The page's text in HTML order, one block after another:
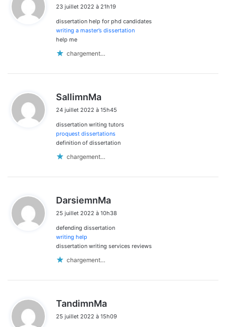
:
23 juillet 2022 à 21h19
dissertation help for phd candidates
writing a master’s dissertation
help me
chargement…
SallimnMa
t
:
24 juillet 2022 à 15h45
dissertation writing tutors
proquest dissertations
definition of dissertation
chargement…
DarsiemnMa
t
25 juillet 2022 à 10h38
defending dissertation
writing help
dissertation writing services reviews
chargement…
TandimnMa
t
25 juillet 2022 à 15h09